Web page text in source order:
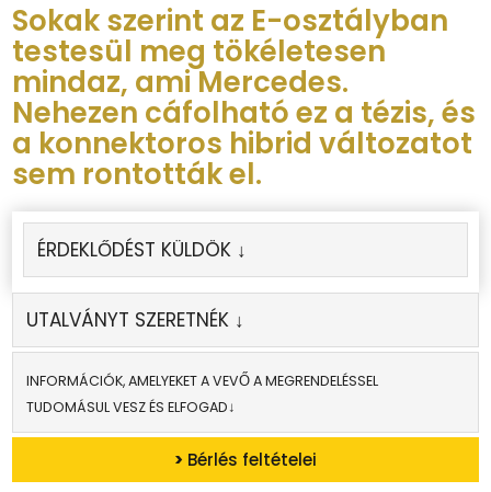
Sokak szerint az E-osztályban
testesül meg tökéletesen
mindaz, ami Mercedes.
Nehezen cáfolható ez a tézis, és
a konnektoros hibrid változatot
sem rontották el.
ÉRDEKLŐDÉST KÜLDÖK ↓
UTALVÁNYT SZERETNÉK ↓
INFORMÁCIÓK, AMELYEKET A VEVŐ A MEGRENDELÉSSEL
TUDOMÁSUL VESZ ÉS ELFOGAD↓
> Bérlés feltételei